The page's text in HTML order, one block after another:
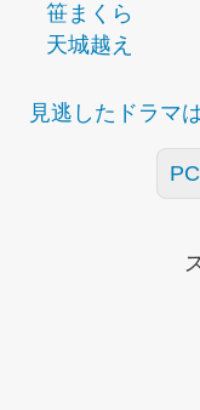
笹まくら
天城越え
見逃したドラマ